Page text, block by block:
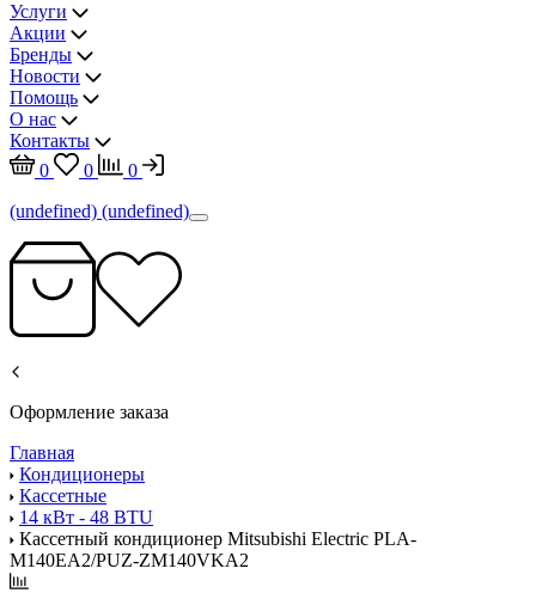
Услуги
Акции
Бренды
Новости
Помощь
О нас
Контакты
0
0
0
(undefined) (undefined)
Оформление заказа
Главная
Кондиционеры
Кассетные
14 кВт - 48 BTU
Кассетный кондиционер Mitsubishi Electric PLA-
M140EA2/PUZ-ZM140VKA2